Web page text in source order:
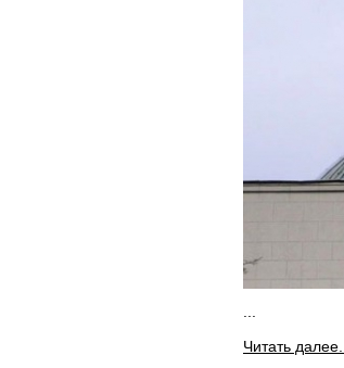
Читать далее...